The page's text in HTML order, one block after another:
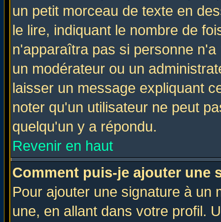
un petit morceau de texte en
le lire, indiquant le nombre de
n'apparaîtra pas si personne
un modérateur ou un
laisser un message expliquant
noter qu'un utilisateur ne peut
quelqu'un y a répondu.
Revenir en haut
Comment puis-je ajouter une
Pour ajouter une signature à un
une, en allant dans votre profil.